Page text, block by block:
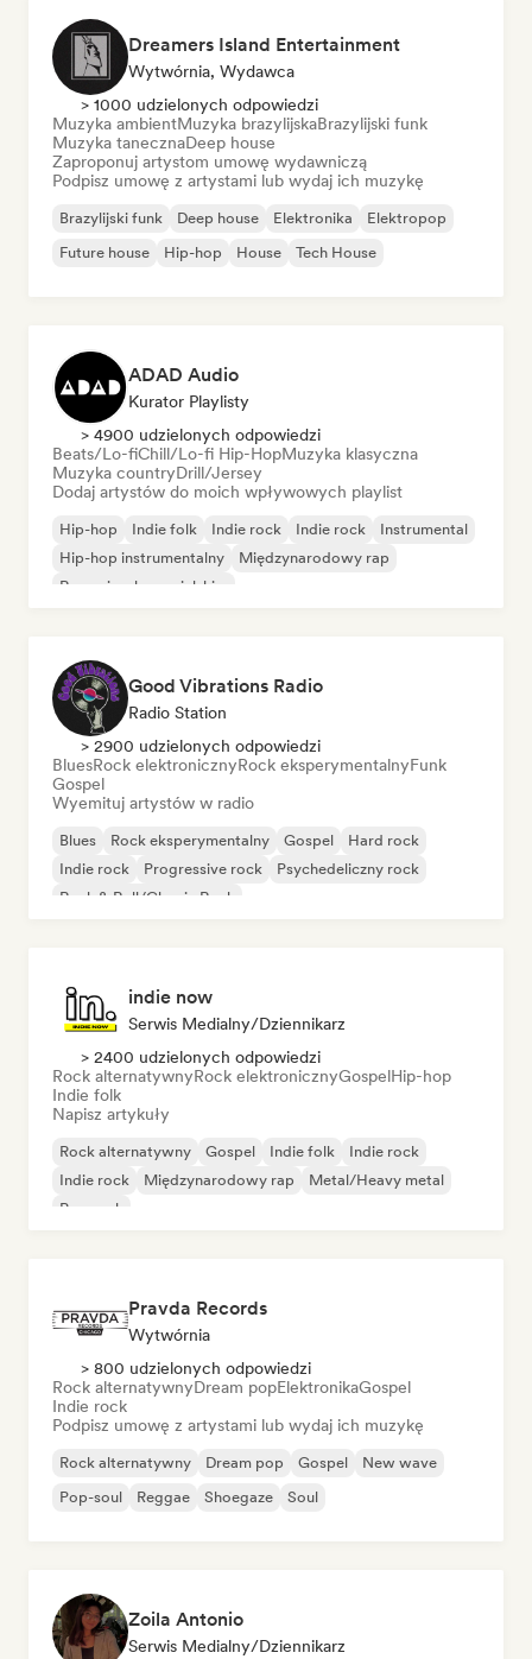
Dreamers Island Entertainment
Wytwórnia, Wydawca
> 1000 udzielonych odpowiedzi
Muzyka ambientMuzyka brazylijskaBrazylijski funk
Muzyka tanecznaDeep house
Zaproponuj artystom umowę wydawniczą
Podpisz umowę z artystami lub wydaj ich muzykę
Brazylijski funk Deep house Elektronika
Elektropop
Future house
Hip-hop House Tech House
ADAD Audio
Kurator Playlisty
> 4900 udzielonych odpowiedzi
Beats/Lo-fiChill/Lo-fi Hip-HopMuzyka klasyczna
Muzyka countryDrill/Jersey
Dodaj artystów do moich wpływowych playlist
Hip-hop Indie folk Indie rock Indie rock
Instrumental
Hip-hop instrumentalny
Międzynarodowy rap
Rap w języku angielskim
Good Vibrations Radio
Radio Station
> 2900 udzielonych odpowiedzi
BluesRock elektronicznyRock eksperymentalnyFunk
Gospel
Wyemituj artystów w radio
Blues Rock eksperymentalny Gospel
Hard rock
Indie rock
Progressive rock
Psychedeliczny rock
Rock & Roll/Classic Rock
indie now
Serwis Medialny/Dziennikarz
> 2400 udzielonych odpowiedzi
Rock alternatywnyRock elektronicznyGospelHip-hop
Indie folk
Napisz artykuły
Rock alternatywny Gospel Indie folk
Indie rock
Indie rock
Międzynarodowy rap
Metal/Heavy metal
Pop rock
Pravda Records
Wytwórnia
> 800 udzielonych odpowiedzi
Rock alternatywnyDream popElektronikaGospel
Indie rock
Podpisz umowę z artystami lub wydaj ich muzykę
Rock alternatywny Dream pop Gospel
New wave
Pop-soul
Reggae Shoegaze Soul
Zoila Antonio
Serwis Medialny/Dziennikarz